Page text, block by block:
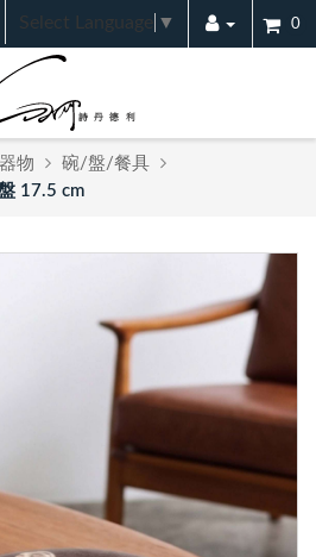
Select Language ▼ 0
物
碗/盤/餐具
17.5 cm